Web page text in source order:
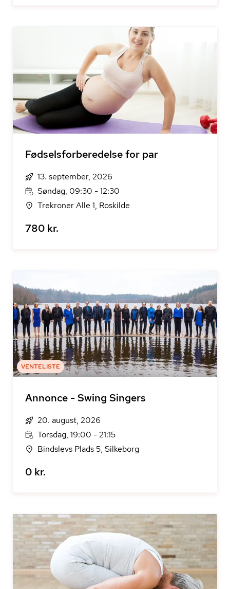
Fødselsforberedelse for par
13. september, 2026
Søndag, 09:30 - 12:30
Trekroner Alle 1, Roskilde
780 kr.
VENTELISTE
Annonce - Swing Singers
20. august, 2026
Torsdag, 19:00 - 21:15
Bindslevs Plads 5, Silkeborg
0 kr.